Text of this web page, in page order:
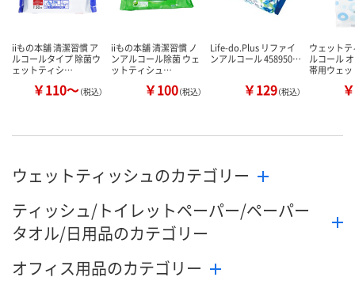
iiもの本舗 清潔習慣 ア
ルコールタイプ 除菌ウ
ェットティシ…
￥110～（税込）
iiもの本舗 清潔習慣 ノ
ンアルコール除菌 ウェ
ットティシュ…
￥100（税込）
Life-do.Plus リファイ
ンアルコール 458950…
￥129（税込）
ウェット
ルコール
帯用ウェ
ウェットティッシュのカテゴリー
ティッシュ/トイレットペーパー/ペーパー
タオル/日用品のカテゴリー
オフィス用品のカテゴリー